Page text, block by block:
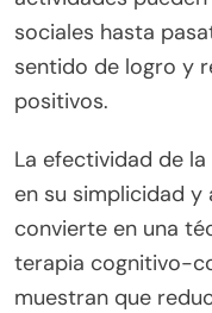
sociales hasta
sentido de logro y
positivos.
La efectividad de
en su simplicidad
convierte en una
terapia cognitivo-
muestran que